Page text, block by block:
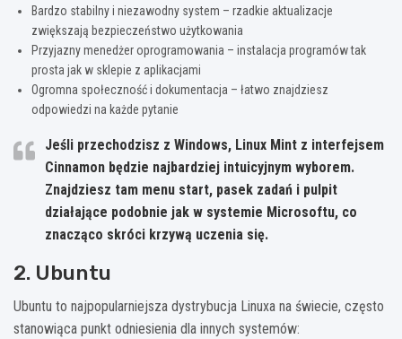
Bardzo stabilny i niezawodny system – rzadkie aktualizacje
zwiększają bezpieczeństwo użytkowania
Przyjazny menedżer oprogramowania – instalacja programów tak
prosta jak w sklepie z aplikacjami
Ogromna społeczność i dokumentacja – łatwo znajdziesz
odpowiedzi na każde pytanie
Jeśli przechodzisz z Windows, Linux Mint z interfejsem
Cinnamon będzie najbardziej intuicyjnym wyborem.
Znajdziesz tam menu start, pasek zadań i pulpit
działające podobnie jak w systemie Microsoftu, co
znacząco skróci krzywą uczenia się.
2. Ubuntu
Ubuntu to najpopularniejsza dystrybucja Linuxa na świecie, często
stanowiąca punkt odniesienia dla innych systemów: